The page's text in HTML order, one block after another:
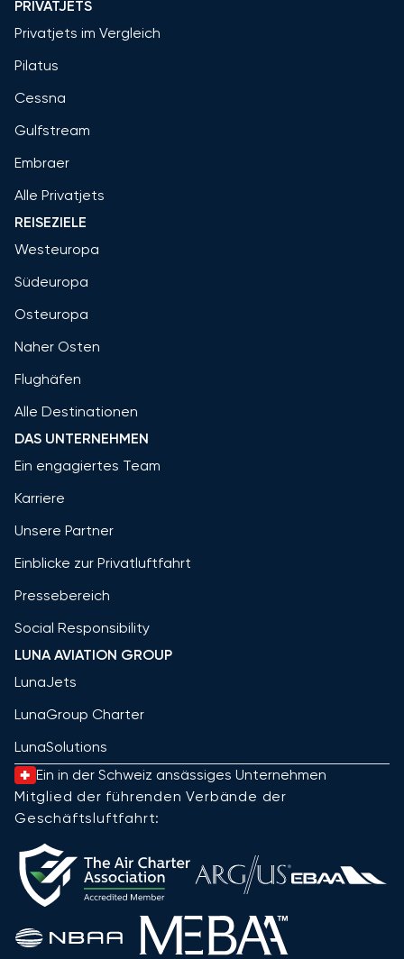
PRIVATJETS
Privatjets im Vergleich
Pilatus
Cessna
Gulfstream
Embraer
Alle Privatjets
REISEZIELE
Westeuropa
Südeuropa
Osteuropa
Naher Osten
Flughäfen
Alle Destinationen
DAS UNTERNEHMEN
Ein engagiertes Team
Karriere
Unsere Partner
Einblicke zur Privatluftfahrt
Pressebereich
Social Responsibility
LUNA AVIATION GROUP
LunaJets
LunaGroup Charter
LunaSolutions
Ein in der Schweiz ansässiges Unternehmen
Mitglied der führenden Verbände der
Geschäftsluftfahrt: